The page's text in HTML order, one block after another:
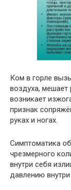
Ком в горле
воздуха, мешает
возникает
признак
руках и ногах.
Симптоматика
чрезмерного
внутри себя
давлению внутри